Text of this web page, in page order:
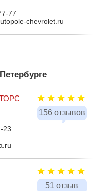
77
chevrolet.ru
156 отзывов
23
51 отзыв